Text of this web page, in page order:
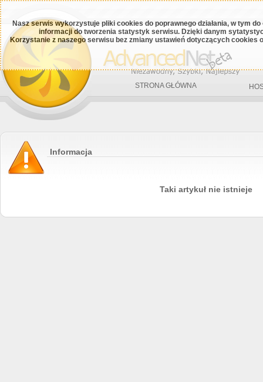
Nasz serwis wykorzystuje pliki cookies do poprawnego działania, w tym
informacji do tworzenia statystyk serwisu. Dzięki danym
Korzystanie z naszego serwisu bez zmiany ustawień dotyczących cookies
STRONA GŁÓWNA
Informacja
Taki artykuł nie istnieje